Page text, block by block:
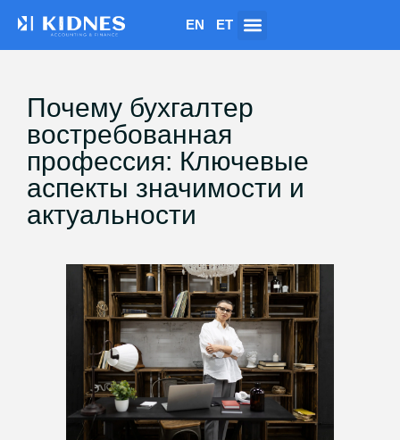
EN ET
Почему бухгалтер
востребованная
профессия: Ключевые
аспекты значимости и
актуальности